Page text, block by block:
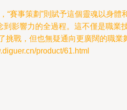
“賽事策劃”則賦予這個靈魂以身
到影響力的全過程。這不僅是職
挑戰，但也無疑通向更廣闊的職業
product/61.html